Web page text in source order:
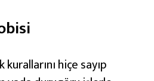
hiçe sayıp